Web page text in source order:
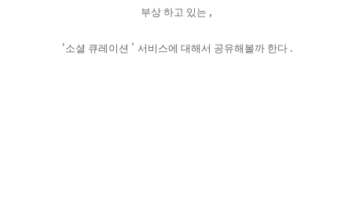
부상 하고 있는 ,
‘소셜 큐레이션 ’ 서비스에 대해서 공유해볼까 한다 .